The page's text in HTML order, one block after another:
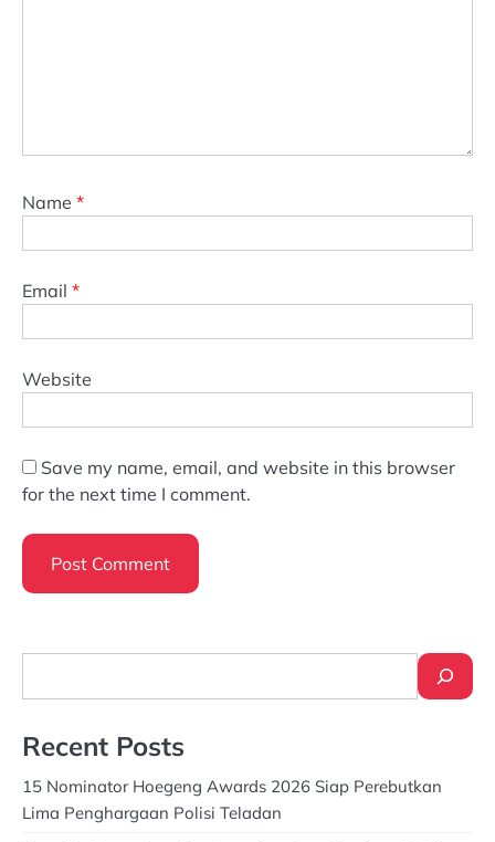
Name *
Email *
Website
Save my name, email, and website in this browser
for the next time I comment.
Recent Posts
15 Nominator Hoegeng Awards 2026 Siap Perebutkan
Lima Penghargaan Polisi Teladan